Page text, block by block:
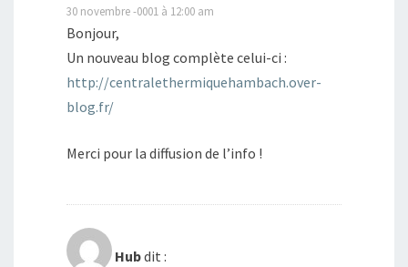
30 novembre -0001 à 12:00 am
Bonjour,
Un nouveau blog complète celui-ci :
http://centralethermiquehambach.over-
blog.fr/
Merci pour la diffusion de l’info !
Hubdit :